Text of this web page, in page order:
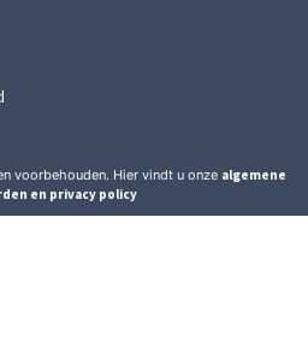
voorbehouden. Hier vindt u onze algemene
en privacy policy